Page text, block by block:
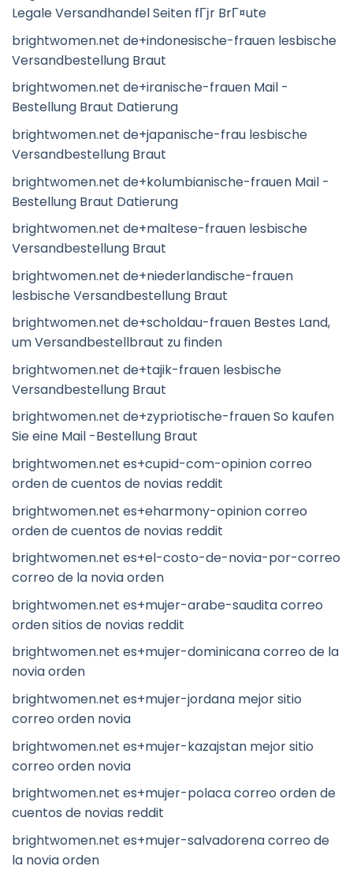
Legale Versandhandel Seiten fГјr BrГ¤ute
brightwomen.net de+indonesische-frauen lesbische
Versandbestellung Braut
brightwomen.net de+iranische-frauen Mail -
Bestellung Braut Datierung
brightwomen.net de+japanische-frau lesbische
Versandbestellung Braut
brightwomen.net de+kolumbianische-frauen Mail -
Bestellung Braut Datierung
brightwomen.net de+maltese-frauen lesbische
Versandbestellung Braut
brightwomen.net de+niederlandische-frauen
lesbische Versandbestellung Braut
brightwomen.net de+scholdau-frauen Bestes Land,
um Versandbestellbraut zu finden
brightwomen.net de+tajik-frauen lesbische
Versandbestellung Braut
brightwomen.net de+zypriotische-frauen So kaufen
Sie eine Mail -Bestellung Braut
brightwomen.net es+cupid-com-opinion correo
orden de cuentos de novias reddit
brightwomen.net es+eharmony-opinion correo
orden de cuentos de novias reddit
brightwomen.net es+el-costo-de-novia-por-correo
correo de la novia orden
brightwomen.net es+mujer-arabe-saudita correo
orden sitios de novias reddit
brightwomen.net es+mujer-dominicana correo de la
novia orden
brightwomen.net es+mujer-jordana mejor sitio
correo orden novia
brightwomen.net es+mujer-kazajstan mejor sitio
correo orden novia
brightwomen.net es+mujer-polaca correo orden de
cuentos de novias reddit
brightwomen.net es+mujer-salvadorena correo de
la novia orden